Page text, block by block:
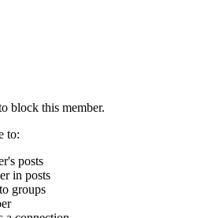
block this member.
to:
posts
in posts
groups